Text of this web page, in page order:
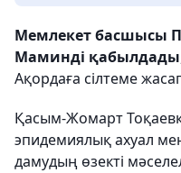
Мемлекет басшысы
Маминді қабылдады
Ақордаға сілтеме
Қасым-Жомарт
эпидемиялық ахуал
дамудың өзекті